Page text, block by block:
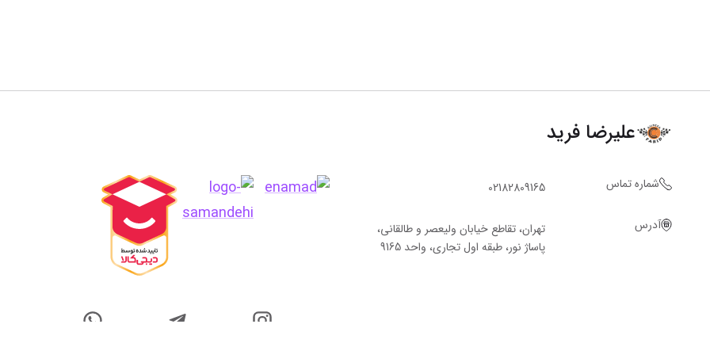
علیرضا فرید
شماره تماس 02182809165
آدرس
تهران، تقاطع خیابان ولیعصر و طالقانی،
پاساژ نور، طبقه اول تجاری، واحد 9165